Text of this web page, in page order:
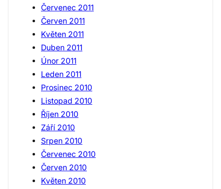
Červenec 2011
Červen 2011
Květen 2011
Duben 2011
Únor 2011
Leden 2011
Prosinec 2010
Listopad 2010
Říjen 2010
Září 2010
Srpen 2010
Červenec 2010
Červen 2010
Květen 2010